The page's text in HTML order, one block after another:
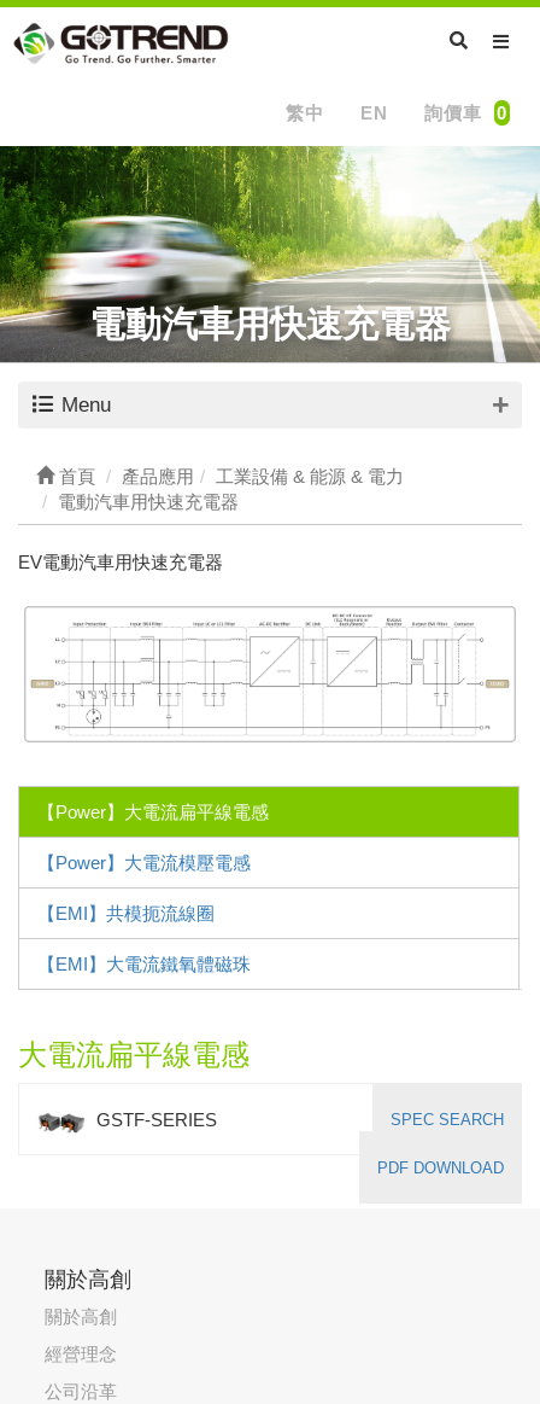
繁中 EN 詢價車 0
電動汽車用快速充電器
Menu
首頁 產品應用
工業設備 & 能源 & 電力
電動汽車用快速充電器
EV電動汽車用快速充電器
【Power】大電流扁平線電感
【Power】大電流模壓電感
【EMI】共模扼流線圈
【EMI】大電流鐵氧體磁珠
大電流扁平線電感
GSTF-SERIES SPEC SEARCH
PDF DOWNLOAD
關於高創
關於高創
經營理念
公司沿革